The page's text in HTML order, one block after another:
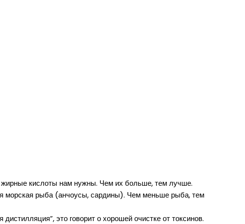
кислоты нам нужны. Чем их больше, тем лучше.
морская рыба (анчоусы, сардины). Чем меньше рыба, тем
это говорит о хорошей очистке от токсинов.